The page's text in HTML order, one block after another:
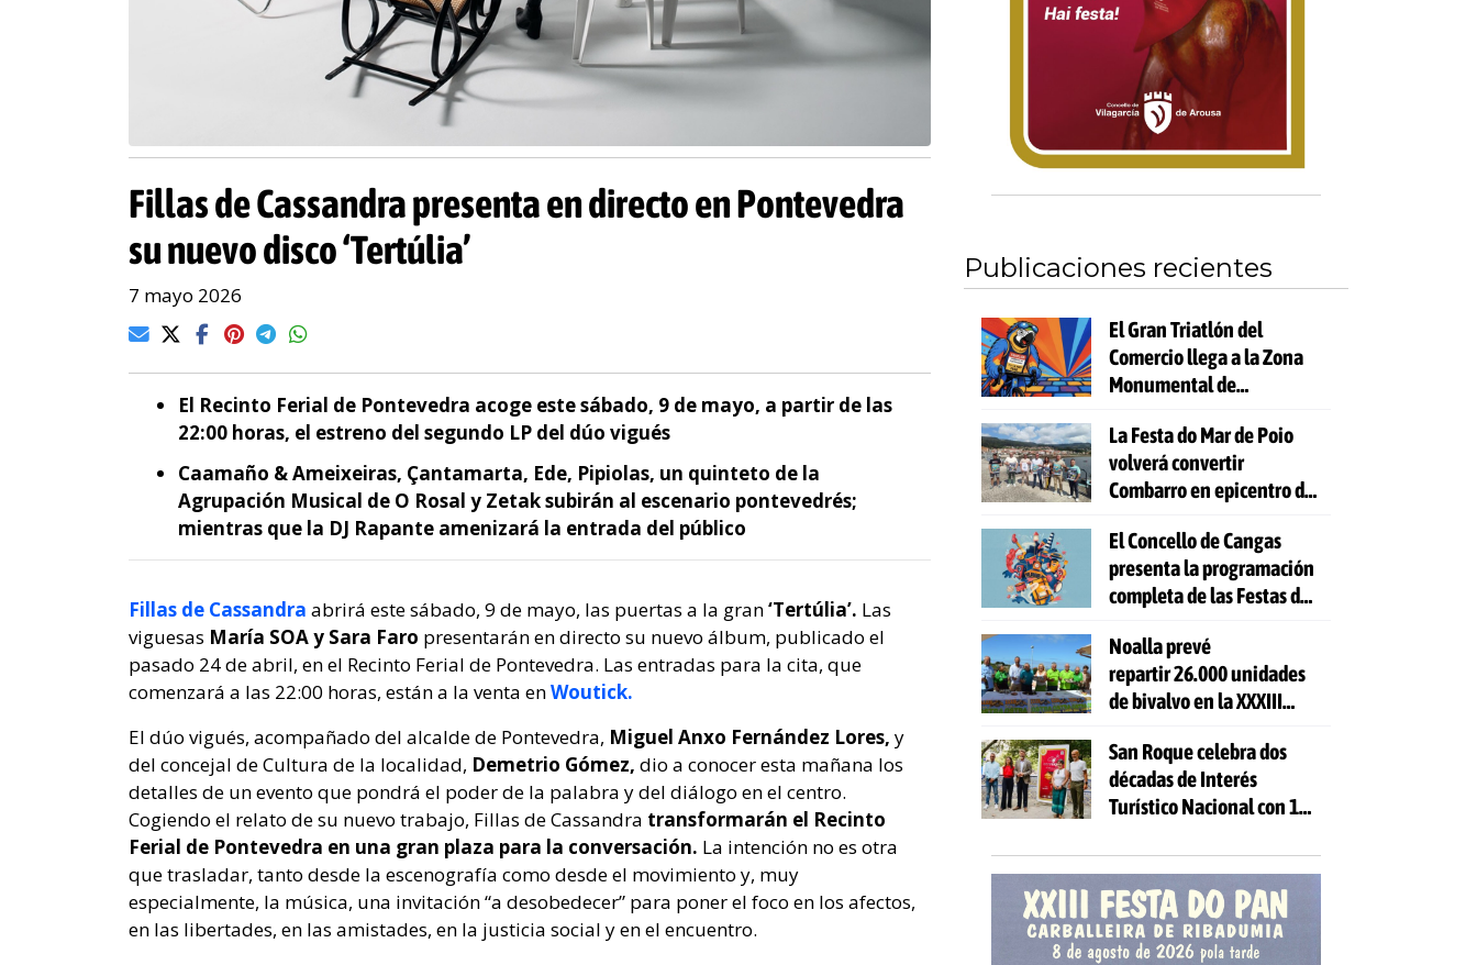
Fillas de Cassandra presenta en directo en Pontevedra
su nuevo disco ‘Tertúlia’
7 mayo 2026
El Recinto Ferial de Pontevedra acoge este sábado, 9 de mayo, a partir de las
22:00 horas, el estreno del segundo LP del dúo vigués
Caamaño & Ameixeiras, Çantamarta, Ede, Pipiolas, un quinteto de la
Agrupación Musical de O Rosal y Zetak subirán al escenario pontevedrés;
mientras que la DJ Rapante amenizará la entrada del público
Fillas de Cassandra abrirá este sábado, 9 de mayo, las puertas a la gran‘Tertúlia’. Las
viguesas María SOA y Sara Faro presentarán en directo su nuevo álbum, publicado el
pasado 24 de abril, en el Recinto Ferial de Pontevedra. Las entradas para la cita, que
comenzará a las 22:00 horas, están a la venta enWoutick.
El dúo vigués, acompañado del alcalde de Pontevedra, Miguel Anxo Fernández Lores, y
del concejal de Cultura de la localidad, Demetrio Gómez, dio a conocer esta mañana los
detalles de un evento que pondrá el poder de la palabra y del diálogo en el centro.
Cogiendo el relato de su nuevo trabajo, Fillas de Cassandra transformarán el Recinto
Ferial de Pontevedra en una gran plaza para la conversación. La intención no es otra
que trasladar, tanto desde la escenografía como desde el movimiento y, muy
especialmente, la música, una invitación “a desobedecer” para poner el foco en los afectos,
en las libertades, en las amistades, en la justicia social y en el encuentro.
Publicaciones recientes
El Gran Triatlón del
Comercio llega a la Zona
Monumental de
La Festa do Mar de Poio
volverá convertir
Combarro en epicentro de
El Concello de Cangas
presenta la programación
completa de las Festas do
Noalla prevé
repartir 26.000 unidades
de bivalvo en la XXXIII
San Roque celebra dos
décadas de Interés
Turístico Nacional con 10
actividades gratuitas